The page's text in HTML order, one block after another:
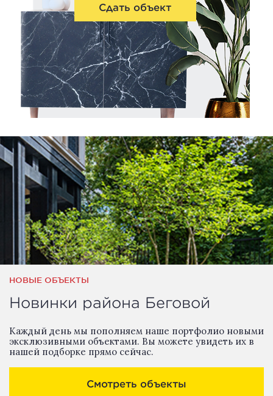
Сдать объект
НОВЫЕ ОБЪЕКТЫ
Новинки района Беговой
Каждый день мы пополняем наше портфолио новыми
эксклюзивными объектами. Вы можете увидеть их в
нашей подборке прямо сейчас.
Смотреть объекты